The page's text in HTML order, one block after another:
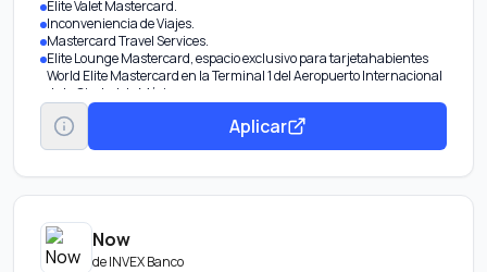
Elite Valet Mastercard.
Inconveniencia de Viajes.
Mastercard Travel Services.
Elite Lounge Mastercard, espacio exclusivo para tarjetahabientes
World Elite Mastercard en la Terminal 1 del Aeropuerto Internacional
de la Ciudad de México.
Mastercard Global Service.
Priceless Cities.
Protección de equipaje.
Aplicar
Now
deINVEX Banco